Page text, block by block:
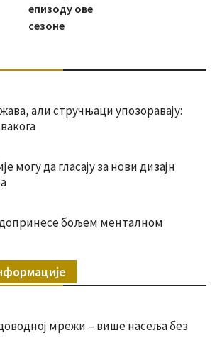
епизоду ове
сезоне
али стручњаци упозоравају:
могу да гласају за нови дизајн
бољем менталном
мрежи – више насеља без